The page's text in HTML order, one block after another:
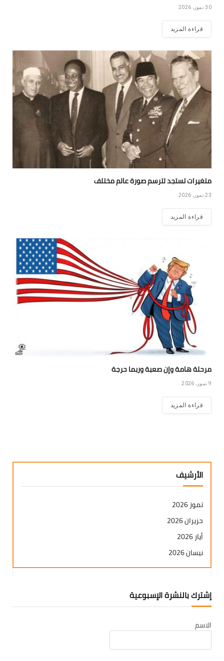
30 تموز، 2026
قراءة المزيد
متغيرات تستجد لترسم صورة عالم مختلف
23 تموز، 2026
قراءة المزيد
مرحلة هامة وإن صعبة وربما حرجة
9 تموز، 2026
قراءة المزيد
الأرشيف
تموز 2026
حزيران 2026
أيار 2026
نيسان 2026
آذار 2026
كانون ثاني 2026
تشرين ثاني 2025
تشرين أول 2025
إشترك بالنشرة الإسبوعية
الاسم